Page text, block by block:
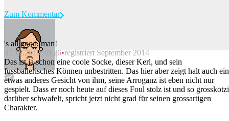
Beitrag melden
Zum Kommentar
's all good, man!
07.12.2019 10:26 registriert September 2014
Das ist ja schon eine coole Socke, dieser Kerl, und sein
fussballerisches Können unbestritten. Das hier aber zeigt halt auch ein
etwas anderes Gesicht von ihm, seine Arroganz ist eben nicht nur
gespielt. Dass er noch heute auf dieses Foul stolz ist und so
darüber schwafelt, spricht jetzt nicht grad für seinen grossartigen
Charakter.